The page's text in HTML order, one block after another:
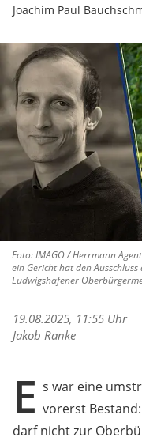
Joachim Paul
Foto: IMAGO / Herrmann
ein Gericht hat den
Ludwigshafener
19.08.2025, 11:55 Uhr
Jakob Ranke
E s war eine
vorerst
darf nicht zur